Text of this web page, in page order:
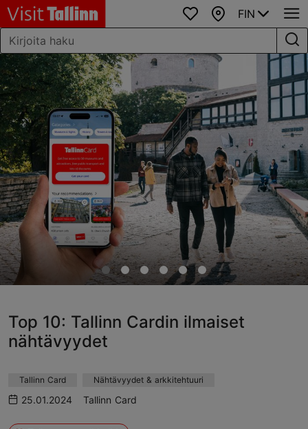
SuosikitKartta
FIN
Top 10: Tallinn Cardin ilmaiset
nähtävyydet
Tallinn Card Nähtävyydet & arkkitehtuuri
25.01.2024 Tallinn Card